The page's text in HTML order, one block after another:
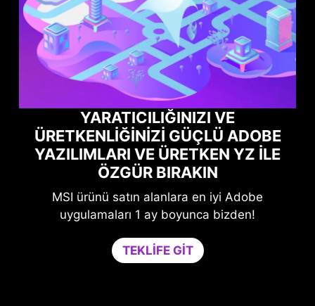
YARATICILIĞINIZI VE
ÜRETKENLIĞINIZI GÜÇLÜ ADOBE
YAZILIMLARI VE ÜRETKEN YZ ILE
ÖZGÜR BIRAKIN
MSI ürünü satın alanlara en iyi Adobe
uygulamaları 1 ay boyunca bizden!
TEKLIFE GIT